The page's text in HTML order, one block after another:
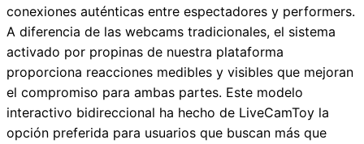
conexiones auténticas entre espectadores y performers.
A diferencia de las webcams tradicionales, el sistema
activado por propinas de nuestra plataforma
proporciona reacciones medibles y visibles que mejoran
el compromiso para ambas partes. Este modelo
interactivo bidireccional ha hecho de LiveCamToy la
opción preferida para usuarios que buscan más que